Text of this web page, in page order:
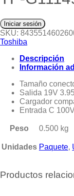
Iniciar sesión
SKU:
Toshiba
Descripción
Información
Tamaño
Salida 19V
Cargador
Entrada C
Peso 0.500 kg
Unidades Paquete,
Productos